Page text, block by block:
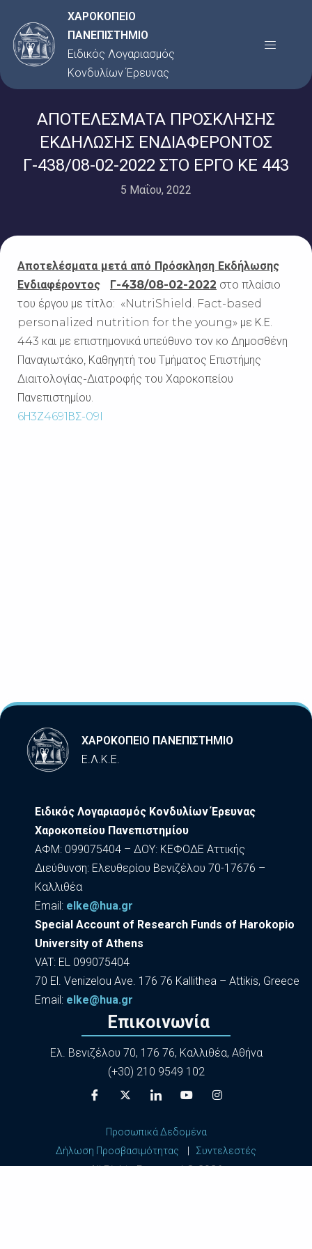
στο
περιεχόμενο
ΧΑΡΟΚΟΠΕΙΟ
ΠΑΝΕΠΙΣΤΗΜΙΟ
Ειδικός Λογαριασμός
Κονδυλίων Έρευνας
Menu
ΑΠΟΤΕΛΕΣΜΑΤΑ ΠΡΟΣΚΛΗΣΗΣ
ΕΚΔΗΛΩΣΗΣ ΕΝΔΙΑΦΕΡΟΝΤΟΣ
Γ-438/08-02-2022 ΣΤΟ ΕΡΓΟ ΚΕ 443
5 Μαΐου, 2022
Αποτελέσματα μετά από Πρόσκληση Εκδήλωσης
Ενδιαφέροντος
Γ-438/08-02-2022 στο πλαίσιο
του έργου με τίτλο: «NutriShield. Fact-based
personalized nutrition for the young» με Κ.Ε.
443 και με επιστημονικά υπεύθυνο τον κο Δημοσθένη
Παναγιωτάκο, Καθηγητή του Τμήματος Επιστήμης
Διαιτολογίας-Διατροφής του Χαροκοπείου
Πανεπιστημίου.
6Η3Ζ4691ΒΣ-09Ι
ΧΑΡΟΚΟΠΕΙΟ ΠΑΝΕΠΙΣΤΗΜΙΟ
Ε.Λ.Κ.Ε.
Ειδικός Λογαριασμός Κονδυλίων Έρευνας
Χαροκοπείου Πανεπιστημίου
ΑΦΜ: 099075404 – ΔΟΥ: ΚΕΦΟΔΕ Αττικής
Διεύθυνση: Ελευθερίου Βενιζέλου 70-17676 –
Καλλιθέα
Εmail: elke@hua.gr
Special Account of Research Funds of Harokopio
University of Athens
VAT: EL 099075404
70 El. Venizelou Ave. 176 76 Kallithea – Attikis, Greece
Εmail: elke@hua.gr
Επικοινωνία
Ελ. Βενιζέλου 70, 176 76, Καλλιθέα, Αθήνα
(+30) 210 9549 102
Προσωπικά Δεδομένα
Δήλωση Προσβασιμότητας
Συντελεστές
All Rights Reserved ©2026